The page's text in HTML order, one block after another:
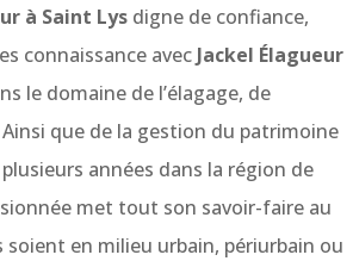
à Saint Lysdigne de confiance,
connaissance avec Jackel Élagueur
le domaine de l’élagage, de
Ainsi que de la gestion du patrimoine
années dans la région de
met tout son savoir-faire au
soient en milieu urbain, périurbain ou